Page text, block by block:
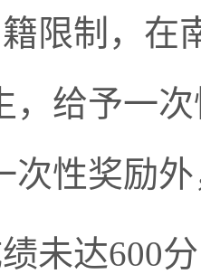
限制，在
，给予一
次性奖励
未达600